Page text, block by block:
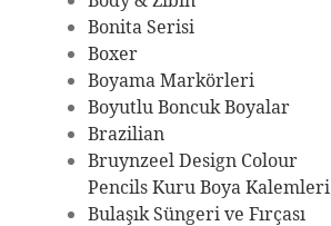
Bonita Serisi
Boxer
Boyama Markörleri
Boyutlu Boncuk Boyalar
Brazilian
Bruynzeel Design Colour
Pencils Kuru Boya Kalemleri
Bulaşık Süngeri ve Fırçası